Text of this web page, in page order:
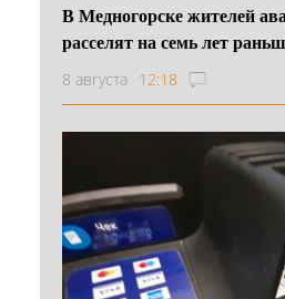
В Медногорске жителей
расселят на семь лет
8 августа 12:18